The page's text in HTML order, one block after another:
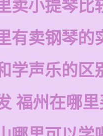
卖小提琴比
有卖钢琴的
学声乐的区
福州在哪